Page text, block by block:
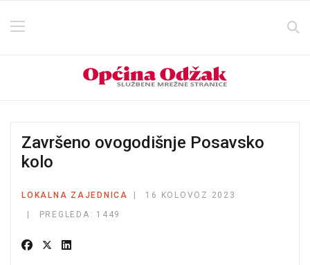
Završeno ovogodišnje Posavsko
kolo
LOKALNA ZAJEDNICA
16 KOLOVOZ 2023
PREGLEDA: 1449